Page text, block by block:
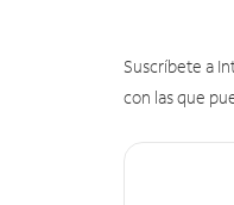
Suscríbete a
con las que